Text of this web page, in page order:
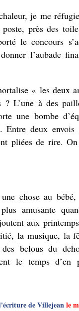
je me
près des
le concours
l’aubade
« les deux
? L’une à des
une bombe
Entre deux
pliées de rire.
chose au
amusante
aux
la musique, la
belous du
le temps d’en
de Villejeanle